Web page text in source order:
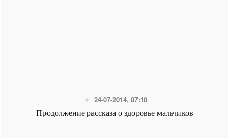
24-07-2014, 07:10
Продолжение рассказа о здоровье мальчиков